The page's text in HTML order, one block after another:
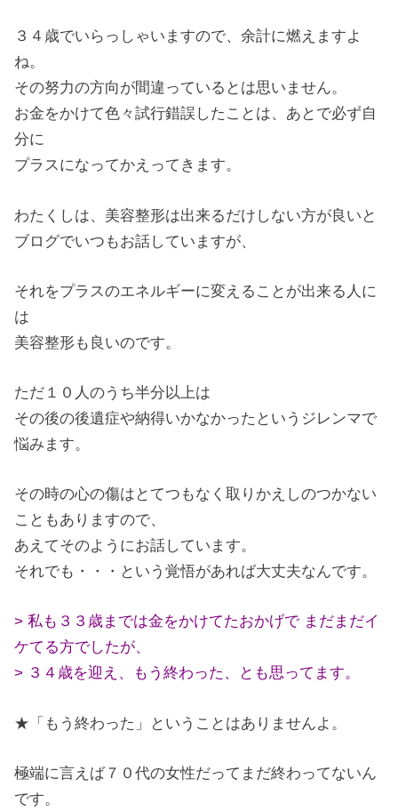
３４歳でいらっしゃいますので、余計に燃えますよ
ね。
その努力の方向が間違っているとは思いません。
お金をかけて色々試行錯誤したことは、あとで必ず自
分に
プラスになってかえってきます。
わたくしは、美容整形は出来るだけしない方が良いと
ブログでいつもお話していますが、
それをプラスのエネルギーに変えることが出来る人に
は
美容整形も良いのです。
ただ１０人のうち半分以上は
その後の後遺症や納得いかなかったというジレンマで
悩みます。
その時の心の傷はとてつもなく取りかえしのつかない
こともありますので、
あえてそのようにお話しています。
それでも・・・という覚悟があれば大丈夫なんです。
> 私も３３歳までは金をかけてたおかげで まだまだイ
ケてる方でしたが、
> ３４歳を迎え、もう終わった、とも思ってます。
★「もう終わった」ということはありませんよ。
極端に言えば７０代の女性だってまだ終わってないん
です。